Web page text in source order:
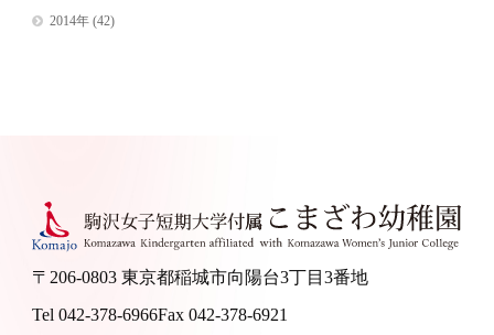
2014年(42)
〒206-0803 東京都稲城市向陽台3丁目3番地
Tel 042-378-6966Fax 042-378-6921